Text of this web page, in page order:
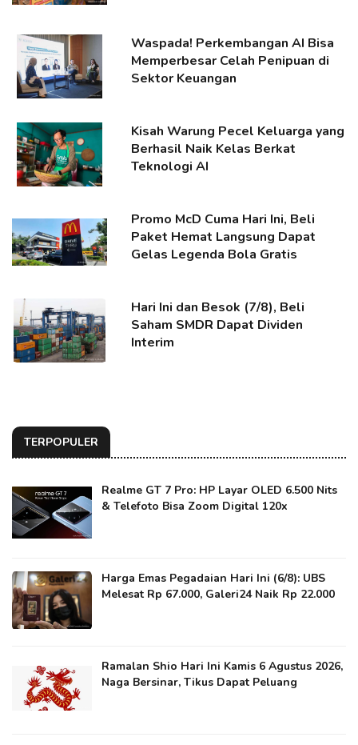
Waspada! Perkembangan AI Bisa
Memperbesar Celah Penipuan di
Sektor Keuangan
Kisah Warung Pecel Keluarga yang
Berhasil Naik Kelas Berkat
Teknologi AI
Promo McD Cuma Hari Ini, Beli
Paket Hemat Langsung Dapat
Gelas Legenda Bola Gratis
Hari Ini dan Besok (7/8), Beli
Saham SMDR Dapat Dividen
Interim
TERPOPULER
Realme GT 7 Pro: HP Layar OLED 6.500 Nits
& Telefoto Bisa Zoom Digital 120x
Harga Emas Pegadaian Hari Ini (6/8): UBS
Melesat Rp 67.000, Galeri24 Naik Rp 22.000
Ramalan Shio Hari Ini Kamis 6 Agustus 2026,
Naga Bersinar, Tikus Dapat Peluang